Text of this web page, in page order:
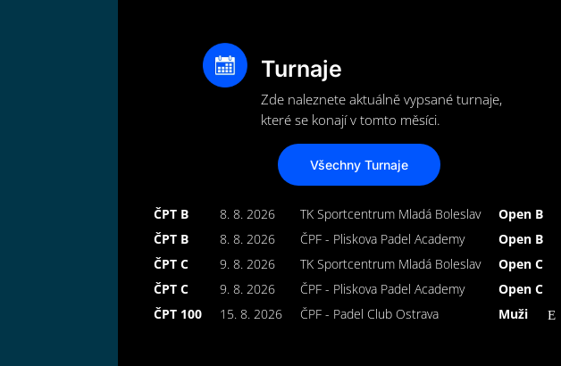
Turnaje
Zde naleznete aktuálně vypsané turnaje,
které se konají v tomto měsíci.
Všechny Turnaje
ČPT B 8. 8. 2026 TK Sportcentrum Mladá Boleslav Open B
ČPT B
8. 8. 2026 ČPF - Pliskova Padel Academy Open B
ČPT C
9. 8. 2026 TK Sportcentrum Mladá Boleslav Open C
ČPT C
9. 8. 2026 ČPF - Pliskova Padel Academy Open C
ČPT 100
15. 8. 2026 ČPF - Padel Club Ostrava Muži